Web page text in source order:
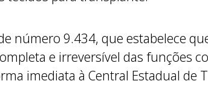
número 9.434, que estabelece
e irreversível das funções
imediata à Central Estadual de